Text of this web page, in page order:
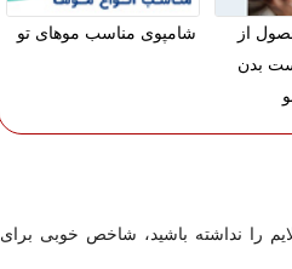
از
بدن
شامپوی مناسب موهای تو
را نداشته باشید، شاخص خوبی برای